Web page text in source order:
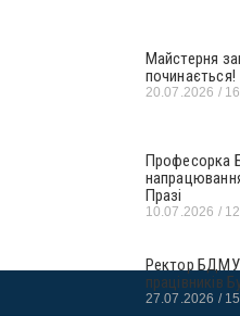
Майстерня
починається!
20.07.2026
Професорка
Празі
10.07.2026
Ректор БДМУ
працівників
27.07.2026